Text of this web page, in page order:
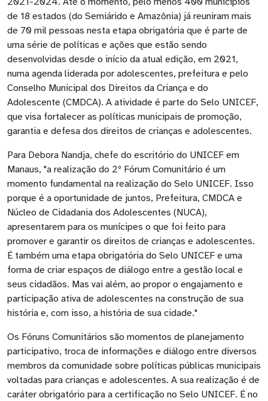
de 18 estados (do Semiárido e Amazônia) já reuniram mais
de 70 mil pessoas nesta etapa obrigatória que é parte de
uma série de políticas e ações que estão sendo
desenvolvidas desde o início da atual edição, em 2021,
numa agenda liderada por adolescentes, prefeitura e pelo
Conselho Municipal dos Direitos da Criança e do
Adolescente (CMDCA). A atividade é parte do Selo UNICEF,
que visa fortalecer as políticas municipais de promoção,
garantia e defesa dos direitos de crianças e adolescentes.
Para Debora Nandja, chefe do escritório do UNICEF em
Manaus, "a realização do 2º Fórum Comunitário é um
momento fundamental na realização do Selo UNICEF. Isso
porque é a oportunidade de juntos, Prefeitura, CMDCA e
Núcleo de Cidadania dos Adolescentes (NUCA),
apresentarem para os munícipes o que foi feito para
promover e garantir os direitos de crianças e adolescentes.
É também uma etapa obrigatória do Selo UNICEF e uma
forma de criar espaços de diálogo entre a gestão local e
seus cidadãos. Mas vai além, ao propor o engajamento e
participação ativa de adolescentes na construção de sua
história e, com isso, a história de sua cidade."
Os Fóruns Comunitários são momentos de planejamento
participativo, troca de informações e diálogo entre diversos
membros da comunidade sobre políticas públicas municipais
voltadas para crianças e adolescentes. A sua realização é de
caráter obrigatório para a certificação no Selo UNICEF. É no